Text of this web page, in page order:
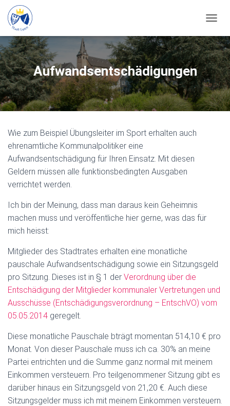
A
V
I
G
A
T
I
O
Aufwandsentschädigungen
Wie zum Beispiel Übungsleiter im Sport erhalten auch
ehrenamtliche Kommunalpolitiker eine
Aufwandsentschädigung für Ihren Einsatz. Mit diesen
Geldern müssen alle funktionsbedingten Ausgaben
verrichtet werden.
Ich bin der Meinung, dass man daraus kein Geheimnis
machen muss und veröffentliche hier gerne, was das für
mich heisst:
Mitglieder des Stadtrates erhalten eine monatliche
pauschale Aufwandsentschädigung sowie ein Sitzungsgeld
pro Sitzung. Dieses ist in § 1 der Verordnung über die
Entschädigung der Mitglieder kommunaler Vertretungen und
Ausschüsse (Entschädigungsverordnung – EntschVO) vom
05.05.2014 geregelt.
Diese monatliche Pauschale bträgt momentan 514,10 € pro
Monat. Von dieser Pauschale muss ich ca. 30% an meine
Partei entrichten und die Summe ganz normal mit meinem
Einkommen versteuern. Pro teilgenommener Sitzung gibt es
darüber hinaus ein Sitzungsgeld von 21,20 €. Auch diese
Sitzungsgelder muss ich mit meinem Einkommen versteuern.